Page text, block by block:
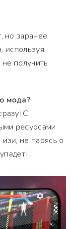
но заранее
используя
получить
мода?
С
ресурсами
не парясь о